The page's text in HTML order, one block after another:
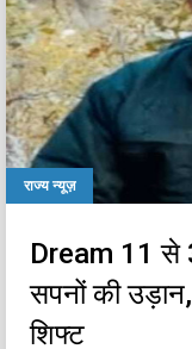
राज्य न्यूज़
Dream 11 से
सपनों की
शिफ्ट